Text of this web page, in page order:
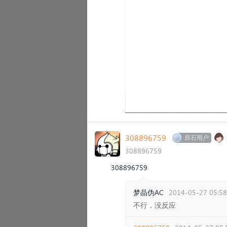
308896759 原石用户
308896759
308896759
梦晶伪AC 2014-05-27
不行，没反应